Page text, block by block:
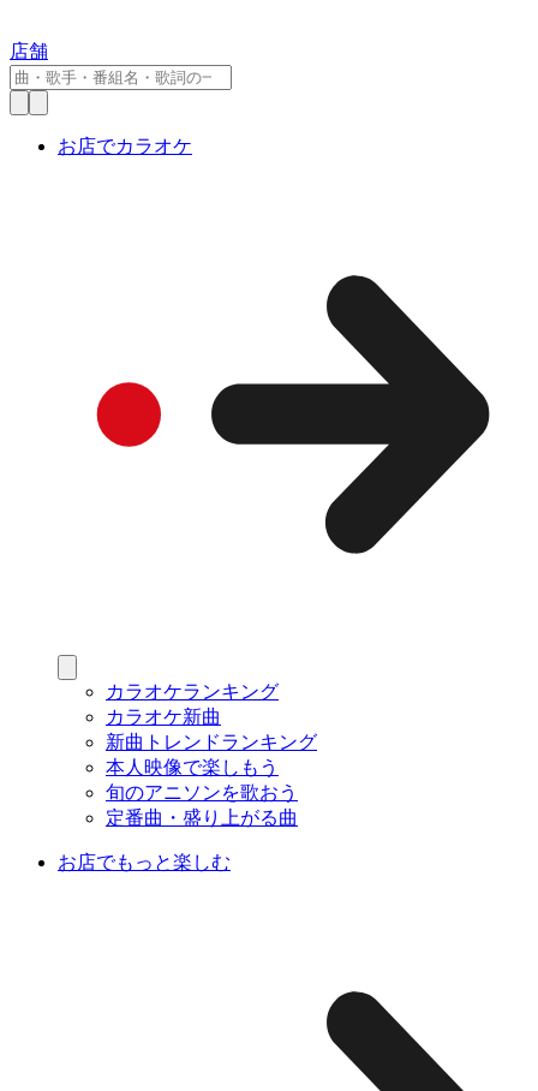
店舗
お店でカラオケ
カラオケランキング
カラオケ新曲
新曲トレンドランキング
本人映像で楽しもう
旬のアニソンを歌おう
定番曲・盛り上がる曲
お店でもっと楽しむ